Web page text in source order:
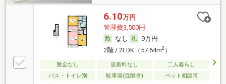
6.10万円
管理費3,500円
なし
9万円
2階 / 2LDK（57.64m2）
敷金なし 更新料なし
二人暮らし
バス・トイレ別
駐車場(近隣含) ペット相談可